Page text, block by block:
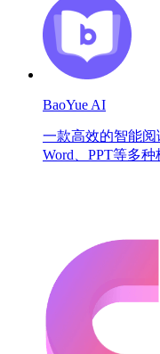
BaoYue AI
一款高效的智能阅
Word、PPT等多